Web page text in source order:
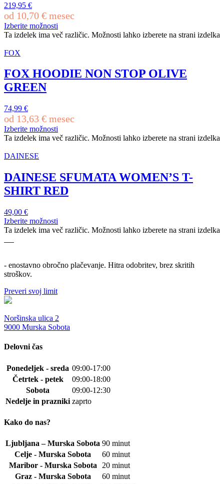
219,95 €
od 10,70 € mesec
Izberite možnosti
Ta izdelek ima več različic. Možnosti lahko izberete na strani izdelka
FOX
FOX HOODIE NON STOP OLIVE
GREEN
74,99 €
od 13,63 € mesec
Izberite možnosti
Ta izdelek ima več različic. Možnosti lahko izberete na strani izdelka
DAINESE
DAINESE SFUMATA WOMEN’S T-
SHIRT RED
49,00 €
Izberite možnosti
Ta izdelek ima več različic. Možnosti lahko izberete na strani izdelka
- enostavno obročno plačevanje. Hitra odobritev, brez skritih
stroškov.
Preveri svoj limit
Noršinska ulica 2
9000 Murska Sobota
Delovni čas
Ponedeljek - sreda 09:00-17:00
Četrtek - petek
09:00-18:00
Sobota
09:00-12:30
Nedelje in prazniki zaprto
Kako do nas?
Ljubljana – Murska Sobota 90 minut
Celje - Murska Sobota
60 minut
Maribor - Murska Sobota
20 minut
Graz - Murska Sobota
60 minut